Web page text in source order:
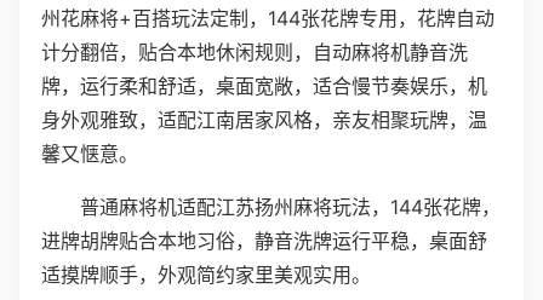
州花麻将+百搭玩法定制，144张花牌专用，花牌自动
计分翻倍，贴合本地休闲规则，自动麻将机静音洗
牌，运行柔和舒适，桌面宽敞，适合慢节奏娱乐，机
身外观雅致，适配江南居家风格，亲友相聚玩牌，温
馨又惬意。
普通麻将机适配江苏扬州麻将玩法，144张花牌，
进牌胡牌贴合本地习俗，静音洗牌运行平稳，桌面舒
适摸牌顺手，外观简约家里美观实用。